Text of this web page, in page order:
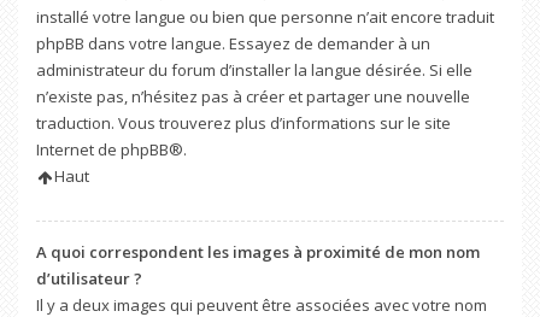
installé votre langue ou bien que personne n’ait encore traduit
phpBB dans votre langue. Essayez de demander à un
administrateur du forum d’installer la langue désirée. Si elle
n’existe pas, n’hésitez pas à créer et partager une nouvelle
traduction. Vous trouverez plus d’informations sur le site
Internet de phpBB®.
Haut
A quoi correspondent les images à proximité de mon nom
d’utilisateur ?
Il y a deux images qui peuvent être associées avec votre nom